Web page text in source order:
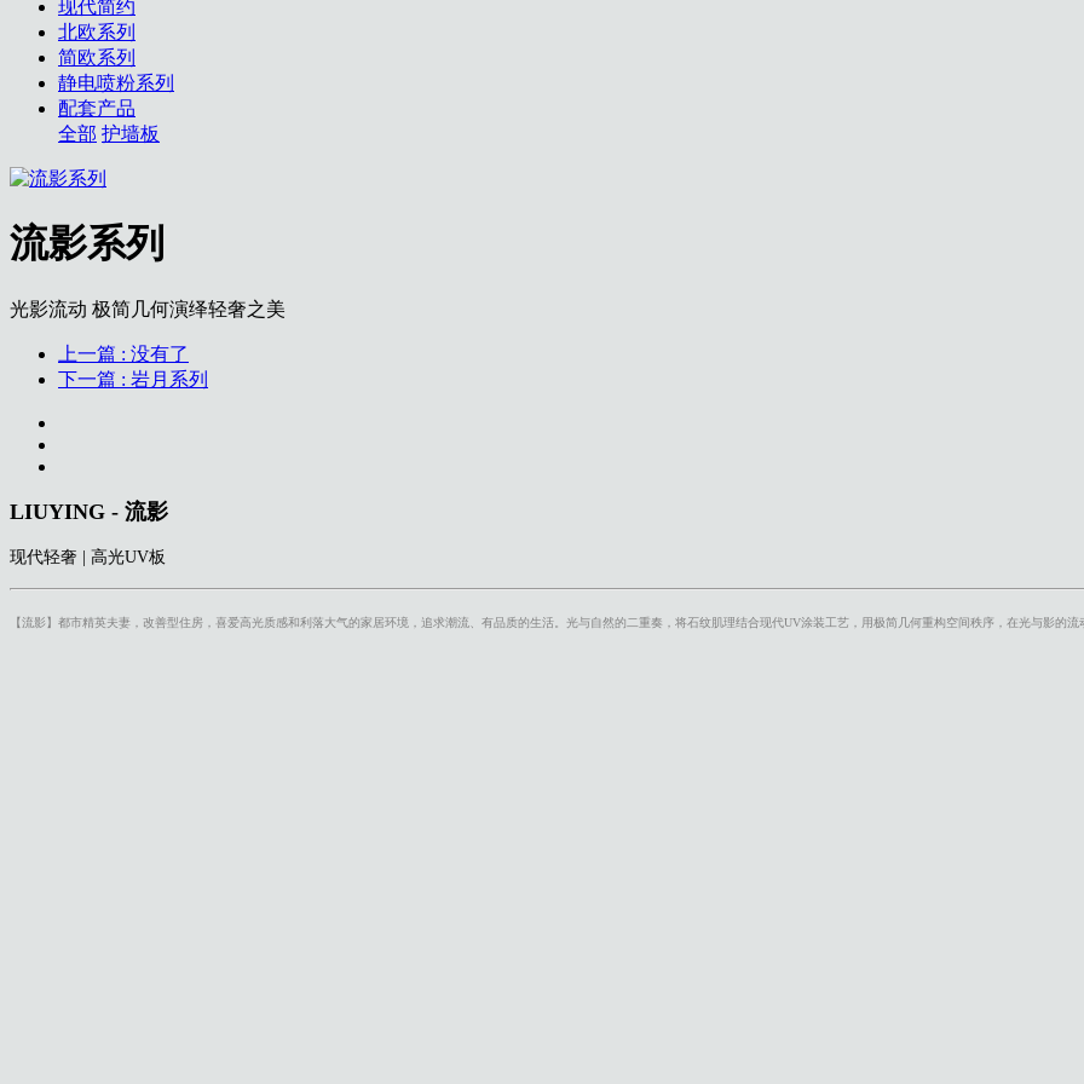
现代简约
北欧系列
简欧系列
静电喷粉系列
配套产品
全部 护墙板
流影系列
光影流动 极简几何演绎轻奢之美
上一篇 : 没有了
下一篇 : 岩月系列
LIUYING - 流影
现代轻奢 | 高光UV板
【流影】 都市精英夫妻，改善型住房，喜爱高光质感和利落大气的家居环境，追求潮流、有品质的生活。光与自然的二重奏，将石纹肌理结合现代UV涂装工艺，用极简几何重构空间秩序，在光与影的流